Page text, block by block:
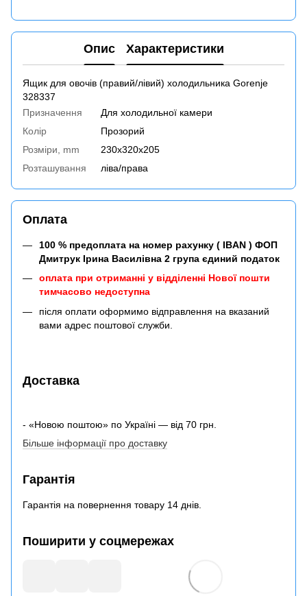
Опис Характеристики
Ящик для овочів (правий/лівий) холодильника Gorenje
328337
Призначення
Для холодильної камери
Колір
Прозорий
Розміри, mm
230x320x205
Розташування
ліва/права
Оплата
100 % предоплата на номер рахунку ( IBAN ) ФОП
Дмитрук Ірина Василівна 2 група єдиний податок
оплата при отриманні у відділенні Нової пошти
тимчасово недоступна
після оплати оформимо відправлення на вказаний
вами адрес поштової служби.
Доставка
- «Новою поштою» по Україні — від 70 грн.
Більше інформації про доставку
Гарантія
Гарантія на повернення товару 14 днів.
Поширити у соцмережах